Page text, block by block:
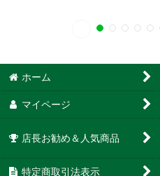
ホーム
マイページ
店長お勧め＆人気商品
特定商取引法表示